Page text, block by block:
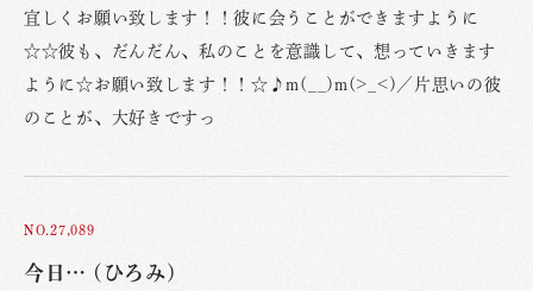
宜しくお願い致します！！彼に会うことができますように
☆☆彼も、だんだん、私のことを意識して、想っていきます
ように☆お願い致します！！☆♪m(__)m(>_<)／片思いの彼
のことが、大好きですっ
NO.27,089
今日… (ひろみ)